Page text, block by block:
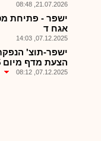
21.07.2026, 08:48
אגח ד
07.12.2025, 14:03
ישפר-תוצ'
הצעת מדף מיום 3.12.25
07.12.2025, 08:12